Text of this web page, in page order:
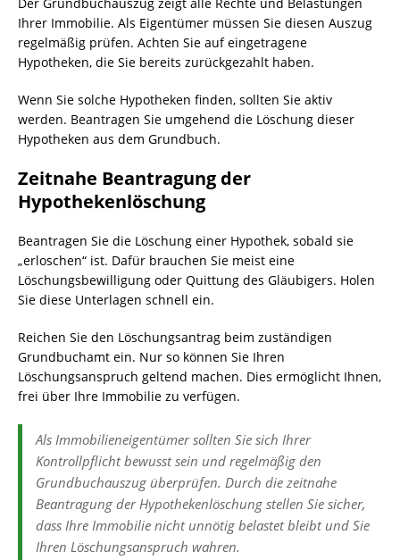
Ihrer Immobilie. Als Eigentümer müssen Sie diesen Auszug
regelmäßig prüfen. Achten Sie auf eingetragene
Hypotheken, die Sie bereits zurückgezahlt haben.
Wenn Sie solche Hypotheken finden, sollten Sie aktiv
werden. Beantragen Sie umgehend die Löschung dieser
Hypotheken aus dem Grundbuch.
Zeitnahe Beantragung der
Hypothekenlöschung
Beantragen Sie die Löschung einer Hypothek, sobald sie
„erloschen“ ist. Dafür brauchen Sie meist eine
Löschungsbewilligung oder Quittung des Gläubigers. Holen
Sie diese Unterlagen schnell ein.
Reichen Sie den Löschungsantrag beim zuständigen
Grundbuchamt ein. Nur so können Sie Ihren
Löschungsanspruch geltend machen. Dies ermöglicht Ihnen,
frei über Ihre Immobilie zu verfügen.
Als Immobilieneigentümer sollten Sie sich Ihrer
Kontrollpflicht bewusst sein und regelmäßig den
Grundbuchauszug überprüfen. Durch die zeitnahe
Beantragung der Hypothekenlöschung stellen Sie sicher,
dass Ihre Immobilie nicht unnötig belastet bleibt und Sie
Ihren Löschungsanspruch wahren.